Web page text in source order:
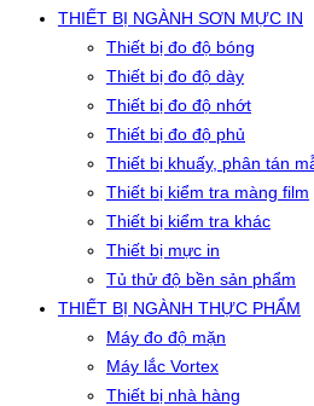
THIẾT BỊ NGÀNH SƠN MỰC IN
Thiết bị đo độ bóng
Thiết bị đo độ dày
Thiết bị đo độ nhớt
Thiết bị đo độ phủ
Thiết bị khuấy, phân tán
Thiết bị kiểm tra màng film
Thiết bị kiểm tra khác
Thiết bị mực in
Tủ thử độ bền sản phẩm
THIẾT BỊ NGÀNH THỰC PHẨM
Máy đo độ mặn
Máy lắc Vortex
Thiết bị nhà hàng